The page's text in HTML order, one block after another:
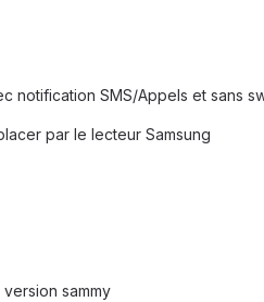
notification SMS/Appels et sans
par le lecteur Samsung
sammy